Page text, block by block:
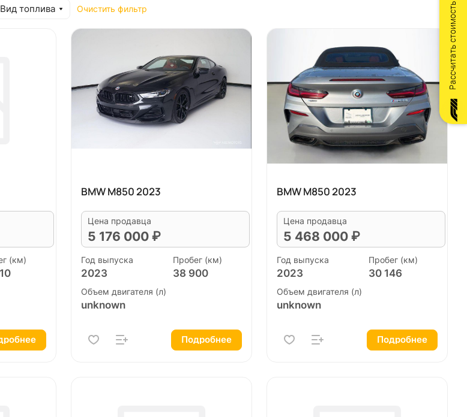
Вид топлива Очистить фильтр
(км)
BMW M850 2023
Цена продавца
5 176 000 ₽
Год выпуска
2023
Пробег (км)
38 900
Объем двигателя (л)
unknown
Подробнее
BMW M850 2023
Цена продавца
5 468 000 ₽
Год выпуска
2023
Пробег (км)
30 146
Объем двигателя (л)
unknown
Подробнее
Рассчитать стоимость